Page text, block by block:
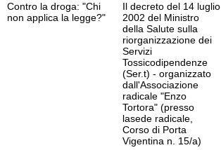
Contro la droga: "Chi
non applica la legge?"
Il decreto del 14 luglio
2002 del Ministro
della Salute sulla
riorganizzazione dei
Servizi
Tossicodipendenze
(Ser.t) - organizzato
dall'Associazione
radicale "Enzo
Tortora" (presso
lasede radicale,
Corso di Porta
Vigentina n. 15/a)